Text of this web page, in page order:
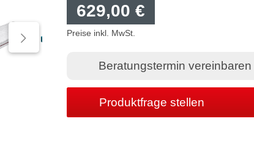
629,00 €
Preise inkl. MwSt.
Beratungstermin vereinbaren
Produktfrage stellen